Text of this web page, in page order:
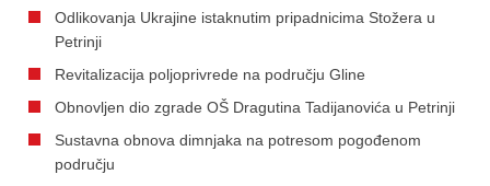
Odlikovanja Ukrajine istaknutim pripadnicima Stožera u
Petrinji
Revitalizacija poljoprivrede na području Gline
Obnovljen dio zgrade OŠ Dragutina Tadijanovića u Petrinji
Sustavna obnova dimnjaka na potresom pogođenom
području